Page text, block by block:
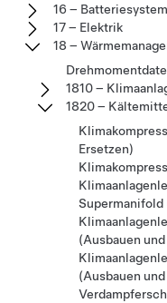
16 – Batteriesystem
17 – Elektrik
18 –
1810 –
1820 –
Ersetzen)
Supermanifold
(Ausbauen
(Ausbauen